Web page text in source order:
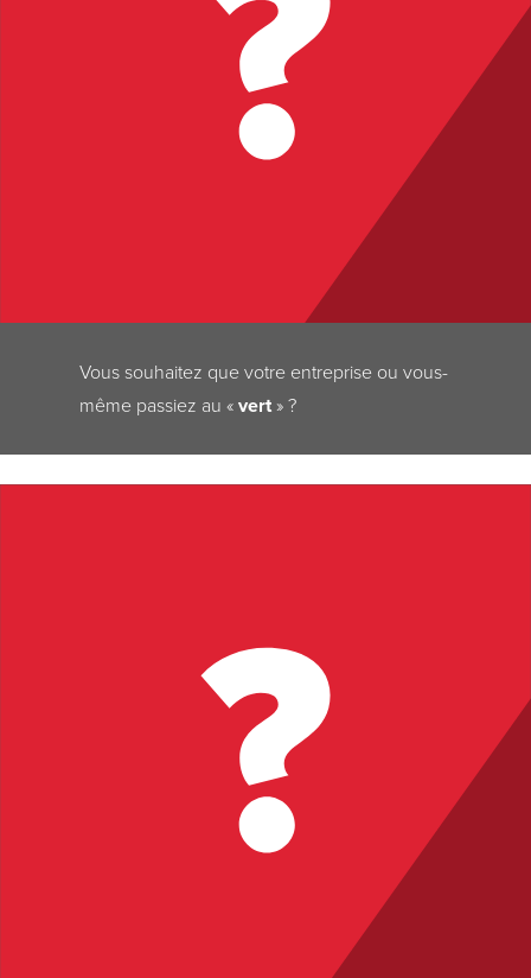
Vous souhaitez que votre entreprise ou vous-
même passiez au «vert» ?